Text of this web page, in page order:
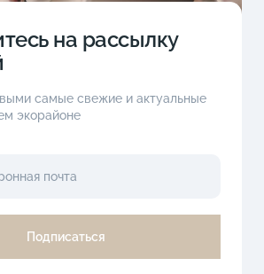
на рассылку
самые свежие и актуальные
экорайоне
Подписаться